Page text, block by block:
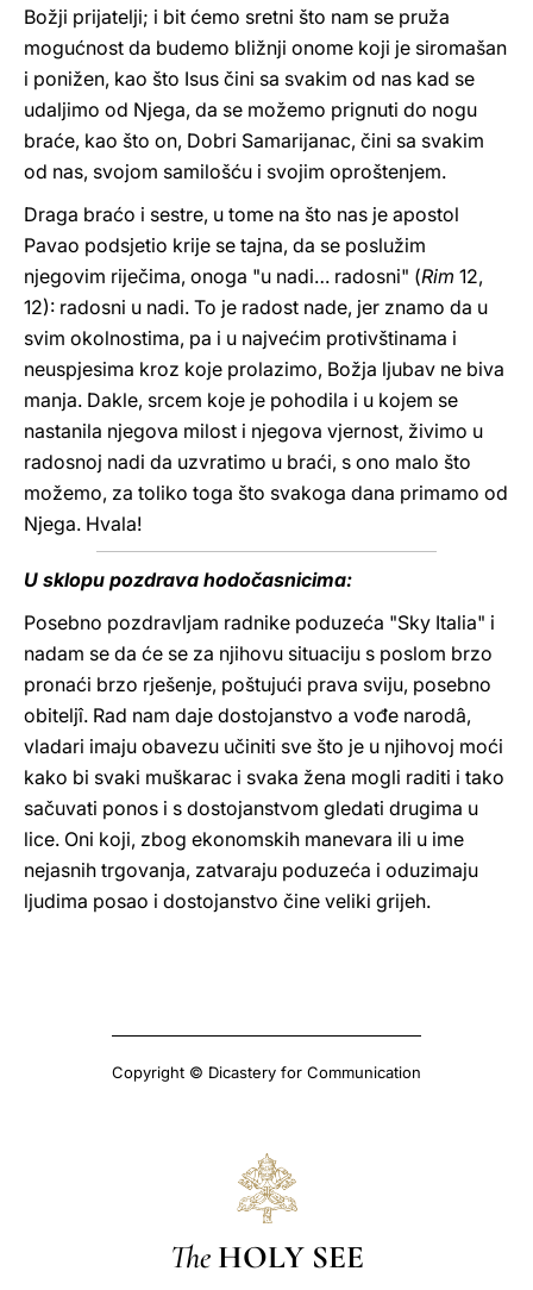
Božji prijatelji; i bit ćemo sretni što nam se pruža
mogućnost da budemo bližnji onome koji je siromašan
i ponižen, kao što Isus čini sa svakim od nas kad se
udaljimo od Njega, da se možemo prignuti do nogu
braće, kao što on, Dobri Samarijanac, čini sa svakim
od nas, svojom samilošću i svojim oproštenjem.
Draga braćo i sestre, u tome na što nas je apostol
Pavao podsjetio krije se tajna, da se poslužim
njegovim riječima, onoga "u nadi… radosni" (Rim 12,
12): radosni u nadi. To je radost nade, jer znamo da u
svim okolnostima, pa i u najvećim protivštinama i
neuspjesima kroz koje prolazimo, Božja ljubav ne biva
manja. Dakle, srcem koje je pohodila i u kojem se
nastanila njegova milost i njegova vjernost, živimo u
radosnoj nadi da uzvratimo u braći, s ono malo što
možemo, za toliko toga što svakoga dana primamo od
Njega. Hvala!
U sklopu pozdrava hodočasnicima:
Posebno pozdravljam radnike poduzeća "Sky Italia" i
nadam se da će se za njihovu situaciju s poslom brzo
pronaći brzo rješenje, poštujući prava sviju, posebno
obiteljî. Rad nam daje dostojanstvo a vođe narodâ,
vladari imaju obavezu učiniti sve što je u njihovoj moći
kako bi svaki muškarac i svaka žena mogli raditi i tako
sačuvati ponos i s dostojanstvom gledati drugima u
lice. Oni koji, zbog ekonomskih manevara ili u ime
nejasnih trgovanja, zatvaraju poduzeća i oduzimaju
ljudima posao i dostojanstvo čine veliki grijeh.
Copyright © Dicastery for Communication
The HOLY SEE